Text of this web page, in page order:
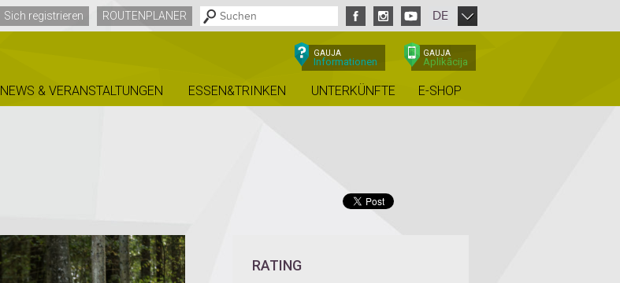
Sich registrieren ROUTENPLANER DE
GAUJA
Informationen
GAUJA
Aplikācija
NEWS & VERANSTALTUNGEN ESSEN&TRINKEN UNTERKÜNFTE E-SHOP
RATING